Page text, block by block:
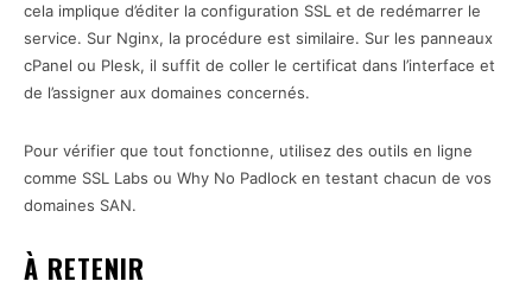
cela implique d’éditer la configuration SSL et de redémarrer le
service. Sur Nginx, la procédure est similaire. Sur les panneaux
cPanel ou Plesk, il suffit de coller le certificat dans l’interface et
de l’assigner aux domaines concernés.
Pour vérifier que tout fonctionne, utilisez des outils en ligne
comme SSL Labs ou Why No Padlock en testant chacun de vos
domaines SAN.
À RETENIR